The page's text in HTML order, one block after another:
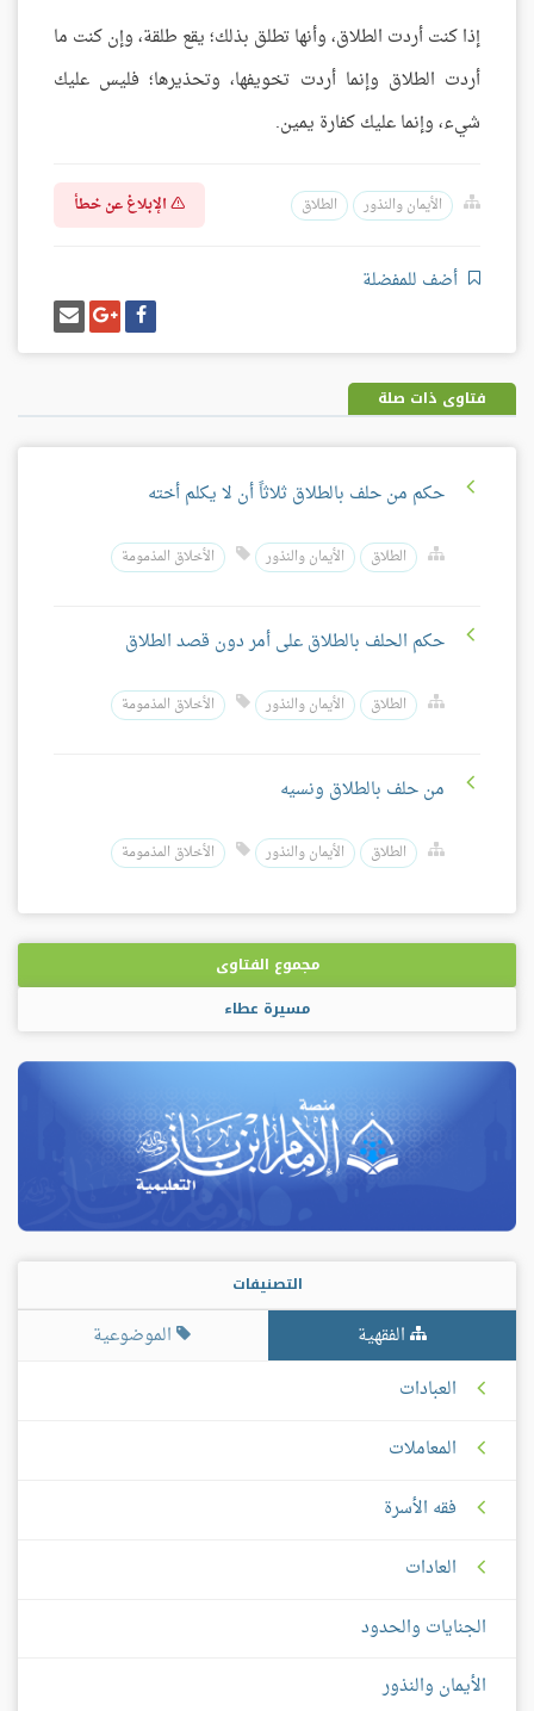
إذا كنت أردت الطلاق، وأنها تطلق بذلك؛ يقع طلقة، وإن كنت ما
أردت الطلاق وإنما أردت تخويفها، وتحذيرها؛ فليس عليك
شيء، وإنما عليك كفارة يمين.
الأيمان والنذور الطلاق الإبلاغ عن خطأ
أضف للمفضلة
شارك
على
فيسبوك
شارك
على
غوغل
بلس
إرسل
إيميل
فتاوى ذات صلة
حكم من حلف بالطلاق ثلاثاً أن لا يكلم أخته
الطلاق الأيمان والنذور الأخلاق المذمومة
حكم الحلف بالطلاق على أمر دون قصد الطلاق
الطلاق الأيمان والنذور الأخلاق المذمومة
من حلف بالطلاق ونسيه
الطلاق الأيمان والنذور الأخلاق المذمومة
مجموع الفتاوى
مسيرة عطاء
التصنيفات
الفقهية
الموضوعية
العبادات
المعاملات
فقه الأسرة
العادات
الجنايات والحدود
الأيمان والنذور